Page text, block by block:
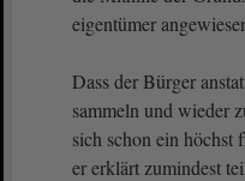
eigentümer
Dass der Bürger
sammeln und wieder
sich schon ein
er erklärt zumindest